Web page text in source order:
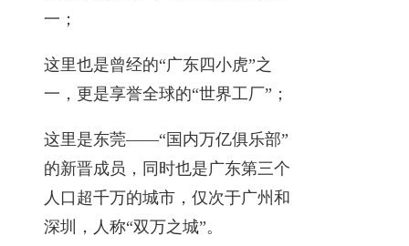
一；
这里也是曾经的“广东四小虎”之
一，更是享誉全球的“世界工厂”；
这里是东莞——“国内万亿俱乐部”
的新晋成员，同时也是广东第三个
人口超千万的城市，仅次于广州和
深圳，人称“双万之城”。